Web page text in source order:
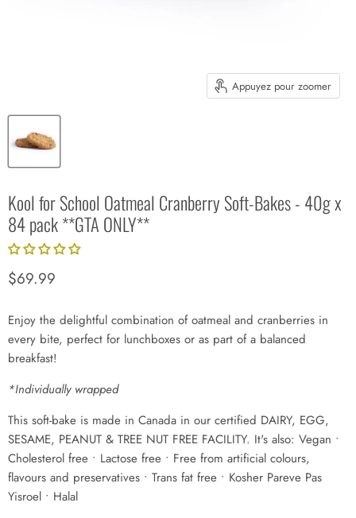
Appuyez pour zoomer
Kool for School Oatmeal Cranberry Soft-Bakes - 40g x
84 pack **GTA ONLY**
Prix actuel
$69.99
Enjoy the delightful combination of oatmeal and cranberries in
every bite, perfect for lunchboxes or as part of a balanced
breakfast!
*Individually wrapped
This soft-bake is made in Canada in our certified DAIRY, EGG,
SESAME, PEANUT & TREE NUT FREE FACILITY. It's also: Vegan •
Cholesterol free • Lactose free • Free from artificial colours,
flavours and preservatives • Trans fat free • Kosher Pareve Pas
Yisroel • Halal